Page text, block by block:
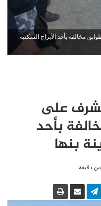
مخالفة بأحد الأبراج السكنية
على
بأحد
بنها
دقيقة